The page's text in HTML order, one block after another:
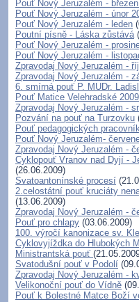
Pouť Nový Jeruzalém -
Pouť Nový Jeruzalém - únor
Pouť Nový Jeruzalém - leden
Poutní písně - Láska zůstává
Pouť Nový Jeruzalém -
Pouť Nový Jeruzalém -
Zpravodaj Nový Jeruzalém -
Zpravodaj Nový Jeruzalém -
6. smírná pouť P. MUDr.
Pouť Matice Velehradské 2009
Zpravodaj Nový Jeruzalém -
Pozvání na pouť na Turzovku
Pouť pedagogických
Pouť Nový Jeruzalém-
Zpravodaj Nový Jeruzalém -
Cyklopouť Vranov nad Dyjí -
(26.06.2009)
Svatoantonínské procesí
2.celostátní pouť kruciáty
(13.06.2009)
Zpravodaj Nový Jeruzalém -
Pouť pro chlapy (03.06.2009)
100. výročí kanonizace sv.
Cyklovyjíždka do Hlubokých
Ministrantská pouť
Svatodušní pouť v Podolí
Zpravodaj Nový Jeruzalém -
Velikonoční pouť do Vídně
Pouť k Bolestné Matce Boží